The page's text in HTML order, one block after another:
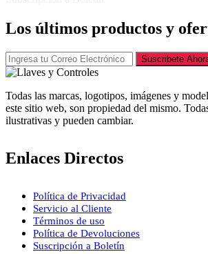
Los últimos productos y
Suscribete
Todas las marcas, logotipos, imágenes y
este sitio web, son propiedad del mismo.
ilustrativas y pueden cambiar.
Enlaces Directos
Política de Privacidad
Servicio al Cliente
Términos de uso
Política de Devoluciones
Suscripción a Boletín